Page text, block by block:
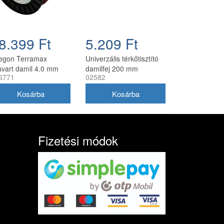
Ft
Terramax
damil 4.0 mm
m
5.209 Ft
Univerzális térkőtisztító
damilfej 200 mm
utángyártott, 25 mm
02582
Fizetési módok